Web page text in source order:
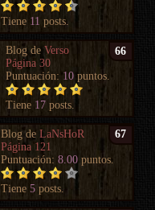
Tiene 11 posts.
66
Blog deVerso
Página 30
Puntuación: 10 puntos.
Tiene 17 posts.
67
Blog deLaNsHoR
Página 121
Puntuación:8.00 puntos.
Tiene5 posts.